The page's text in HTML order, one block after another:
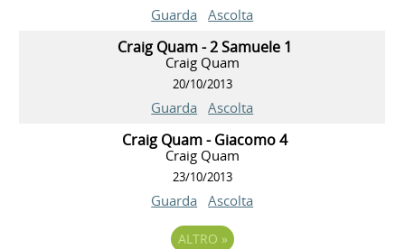
Guarda Ascolta
Craig Quam - 2 Samuele 1
Craig Quam
20/10/2013
Guarda Ascolta
Craig Quam - Giacomo 4
Craig Quam
23/10/2013
Guarda Ascolta
ALTRO »